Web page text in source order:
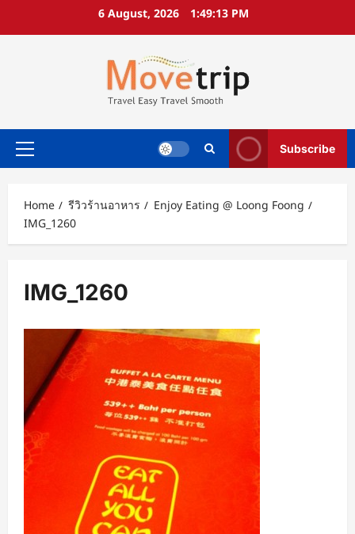
6 August, 2026 1:49:14 PM
Primary
Subscribe
Home รีวิวร้านอาหาร
Enjoy Eating @ Loong Foong
IMG_1260
IMG_1260